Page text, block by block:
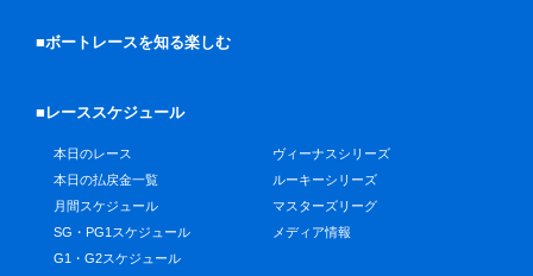
■ボートレースを知る楽しむ
■レーススケジュール
本日のレース
本日の払戻金一覧
月間スケジュール
SG・PG1スケジュール
G1・G2スケジュール
ヴィーナスシリーズ
ルーキーシリーズ
マスターズリーグ
メディア情報